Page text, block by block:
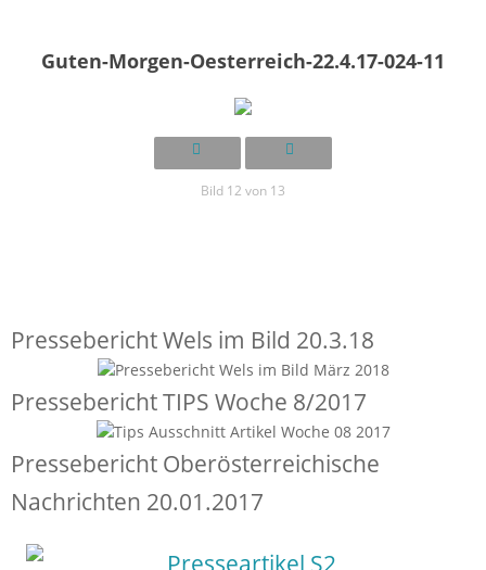
Guten-Morgen-Oesterreich-22.4.17-024-11
Bild 12 von 13
Pressebericht Wels im Bild 20.3.18
Pressebericht TIPS Woche 8/2017
Pressebericht Oberösterreichische
Nachrichten 20.01.2017